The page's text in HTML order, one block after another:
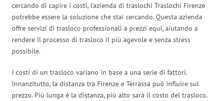
cercando di capire i costi, l’azienda di traslochi Traslochi Firenze
potrebbe essere la soluzione che stai cercando. Questa azienda
offre servizi di trasloco professionali a prezzi equi, aiutando a
rendere il processo di trasloco il più agevole e senza stress
possibile.
I costi di un trasloco variano in base a una serie di fattori.
Innanzitutto, la distanza tra Firenze e Terrassa può influire sul
prezzo. Più lunga è la distanza, più alto sarà il costo del trasloco.